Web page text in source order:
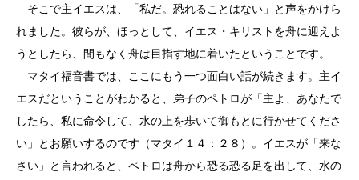
そこで主イエスは、「私だ。恐れることはない」と声をかけら
れました。彼らが、ほっとして、イエス・キリストを舟に迎えよ
うとしたら、間もなく舟は目指す地に着いたということです。
マタイ福音書では、ここにもう一つ面白い話が続きます。主イ
エスだということがわかると、弟子のペトロが「主よ、あなたで
したら、私に命令して、水の上を歩いて御もとに行かせてくださ
い」とお願いするのです（マタイ１４：２８）。イエスが「来な
さい」と言われると、ペトロは舟から恐る恐る足を出して、水の